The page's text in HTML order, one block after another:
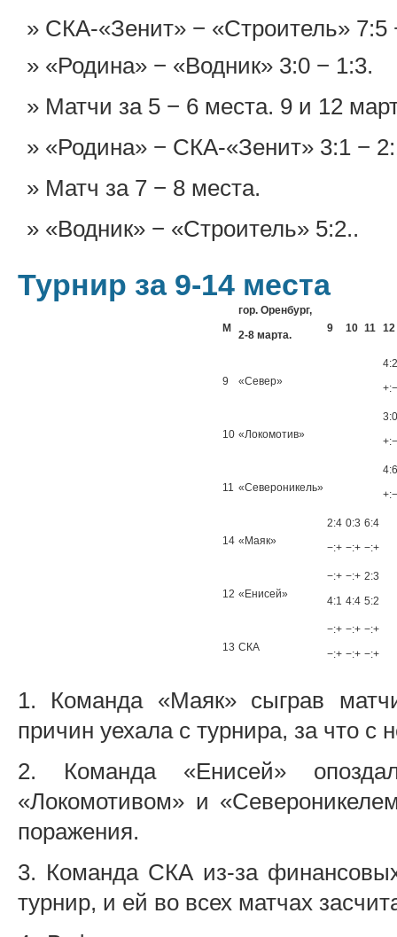
СКА-«Зенит» − «Строитель» 7:5
«Родина» − «Водник» 3:0 − 1:3.
Матчи за 5 − 6 места. 9 и 12
«Родина» − СКА-«Зенит» 3:1 −
Матч за 7 − 8 места.
«Водник» − «Строитель» 5:2..
Турнир за 9-14 места
М
гор. Оренбург,
2-8 марта.
9 10 11 12
9 «Север»
4:2
+:−
10 «Локомотив»
3:0
+:−
11 «Североникель»
4:6
+:−
14 «Маяк»
2:4
−:+
0:3
−:+
6:4
−:+
12 «Енисей»
−:+
4:1
−:+
4:4
2:3
5:2
13 СКА
−:+
−:+
−:+
−:+
−:+
−:+
1. Команда «Маяк» сыграв
причин уехала с турнира, за что с
2. Команда «Енисей»
«Локомотивом» и
поражения.
3. Команда СКА из-за
турнир, и ей во всех матчах